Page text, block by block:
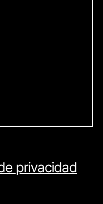
privacidad